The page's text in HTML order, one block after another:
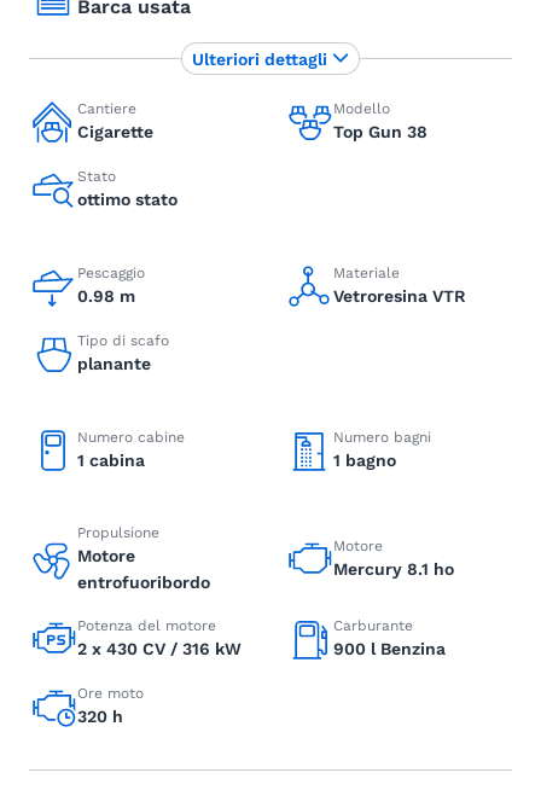
Barca usata
Cantiere
Cigarette
Modello
Top Gun 38
Stato
ottimo stato
Pescaggio
0.98 m
Materiale
Vetroresina VTR
Tipo di scafo
planante
Numero cabine
1 cabina
Numero bagni
1 bagno
Propulsione
Motore
entrofuoribordo
Motore
Mercury 8.1 ho
Potenza del motore
2 x 430 CV / 316 kW
Carburante
900 l Benzina
Ore moto
320 h
Ulteriori dettagli